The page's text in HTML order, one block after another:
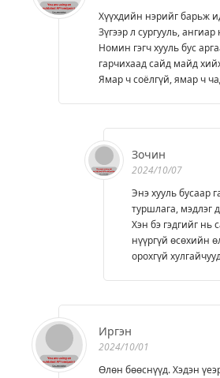
Хүүхдийн нэрийг барьж
Зүгээр л сургууль,
Номин гэгч хууль бус
гарчихаад сайд майд
Ямар ч соёлгүй, ямар ч
Зочин
2024/10/07
Энэ хууль бусаар
туршлага, мэдлэг
Хэн бэ гэдгийг нь
нүүргүй өсөхийн
орохгүй
Иргэн
2024/10/01
Өлөн бөөснүүд. Хэдэн